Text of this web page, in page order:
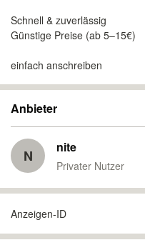
Schnell & zuverlässig
Günstige Preise (ab 5–15€)
einfach anschreiben
Anbieter
N nite
Privater Nutzer
Anzeigen-ID